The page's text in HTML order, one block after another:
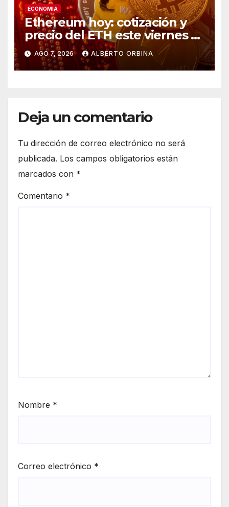
ECONOMIA
Ethereum hoy: cotización y
precio del ETH este viernes 7
de agosto de 2026
AGO 7, 2026 ALBERTO ORBINA
Deja un comentario
Tu dirección de correo electrónico no será
publicada. Los campos obligatorios están
marcados con *
Comentario *
Nombre *
Correo electrónico *